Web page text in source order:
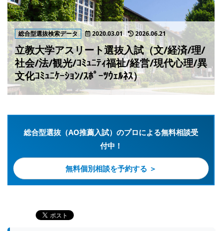
総合型選抜検索データ 2020.03.01 2026.06.21
立教大学アスリート選抜入試（文/経済/理/
社会/法/観光/ｺﾐｭﾆﾃｨ福祉/経営/現代心理/異
文化ｺﾐｭﾆｹｰｼｮﾝ/ｽﾎﾟｰﾂｳｪﾙﾈｽ）
総合型選抜（AO推薦入試）のプロによる無料相談受
付中！
無料個別相談を予約する ＞